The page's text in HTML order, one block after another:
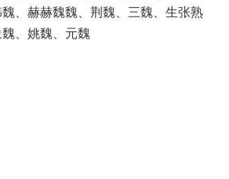
、赫赫魏魏、荆魏、三魏、生张熟
、姚魏、元魏